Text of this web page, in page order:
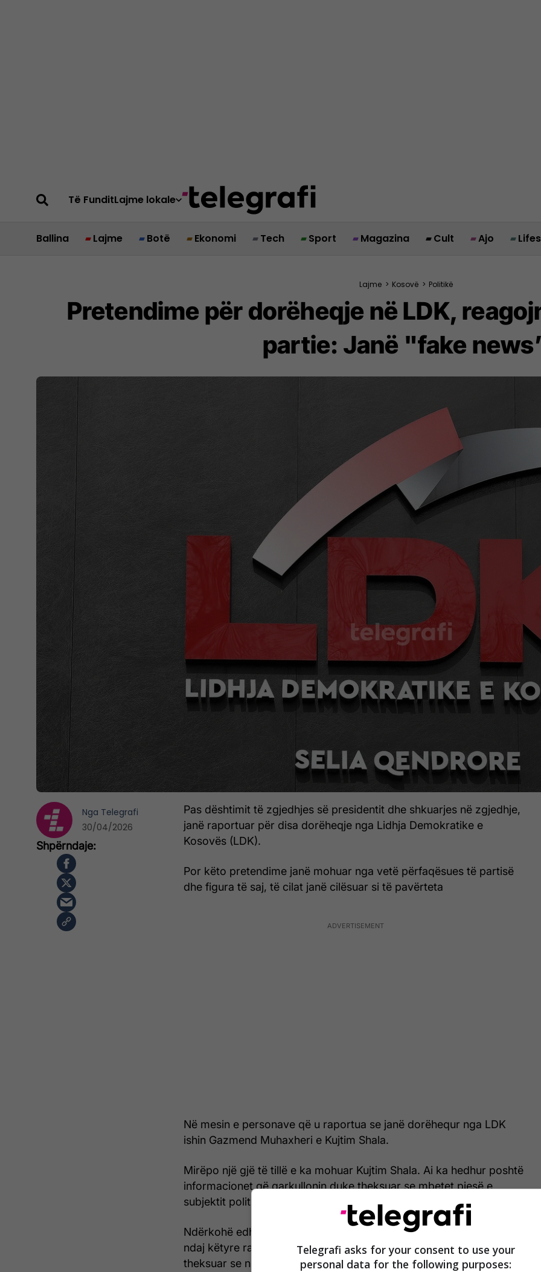
Të FunditLajme lokale
Ballina Lajme Botë Ekonomi Tech Sport Magazina Cult Ajo
Lajme > Kosovë > Politikë
Pretendime për dorëheqje në LDK,
partie: Janë "fake
Pas dështimit të zgjedhjes së presidentit dhe shkuarjes në zgjedhje,
janë raportuar për disa dorëheqje nga Lidhja Demokratike e
Kosovës (LDK).
Por këto pretendime janë mohuar nga vetë përfaqësues të partisë
dhe figura të saj, të cilat janë cilësuar si të pavërteta
Në mesin e personave që u raportua se janë dorëhequr nga LDK
ishin Gazmend Muhaxheri e Kujtim Shala.
Mirëpo një gjë të tillë e ka mohuar Kujtim Shala. Ai ka hedhur poshtë
informacionet që qarkullonin duke theksuar se mbetet pjesë e
subjektit politik.
Ndërkohë edhe anëtari i kryesisë së LDK-së, Berat Rukiqi ka reaguar
ndaj këtyre raportimeve duke i cilësuar si “lajme të rreme”, dhe duke
theksuar se nuk ka ndarje dhe se në LDK po ndodh një bashkim më i
Nga Telegrafi
30/04/2026
Telegrafi asks for your consent to use your
personal data for the following purposes: